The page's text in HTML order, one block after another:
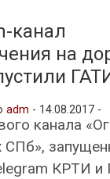
и
канал
на
adm - 14.08.2017 -
канала
СПб»,
КРТИ и